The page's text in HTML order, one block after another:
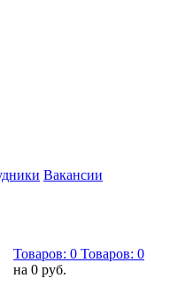
Вакансии
Товаров: 0 Товаров: 0
на 0 руб.